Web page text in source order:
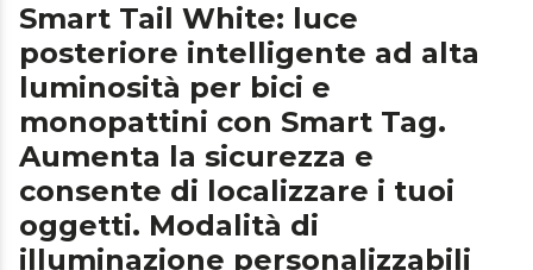
Smart Tail White: luce
posteriore intelligente ad alta
luminosità per bici e
monopattini con Smart Tag.
Aumenta la sicurezza e
consente di localizzare i tuoi
oggetti. Modalità di
illuminazione personalizzabili